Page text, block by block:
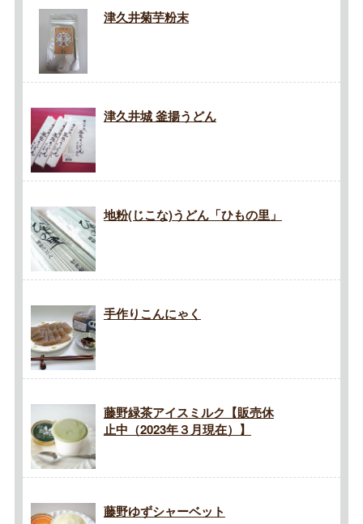
津久井菊芋粉末
津久井城 釜揚うどん
地粉(じこな)うどん「ひもの里」
手作りこんにゃく
藤野緑茶アイスミルク【販売休
止中（2023年３月現在）】
藤野ゆずシャーベット